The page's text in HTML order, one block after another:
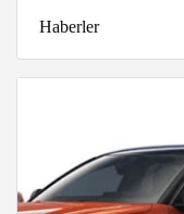
Haberler